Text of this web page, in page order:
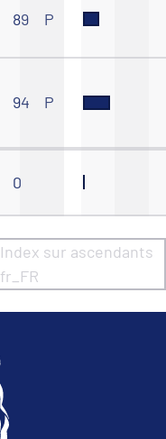
89 P
94 P
0
Index sur ascendants
fr_FR